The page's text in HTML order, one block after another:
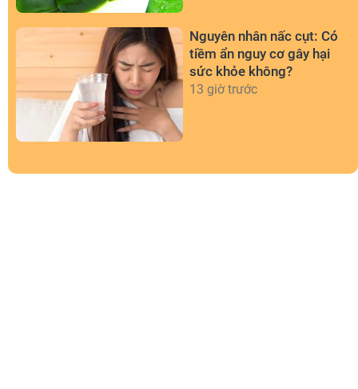
Nguyên nhân nấc cụt: Có
tiềm ẩn nguy cơ gây hại
sức khỏe không?
13 giờ trước